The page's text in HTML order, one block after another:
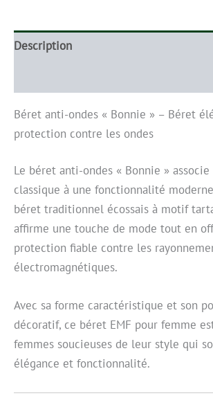
Description
Béret anti-ondes « Bonnie » – Béret
protection contre les ondes
Le béret anti-ondes « Bonnie »
classique à une fonctionnalité
béret traditionnel écossais à motif
affirme une touche de mode tout en
protection fiable contre les
électromagnétiques.
Avec sa forme caractéristique et son
décoratif, ce béret EMF pour femme
femmes soucieuses de leur style qui
élégance et fonctionnalité.